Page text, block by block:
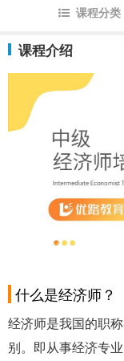
课程分类
课程介绍
什么是经济师？
经济师是我国的职
别。即从事经济专